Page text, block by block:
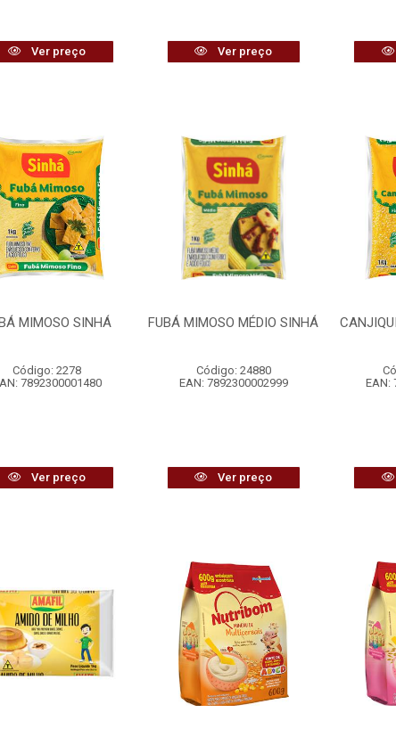
Ver preço Ver preço
MIMOSO SINHÁ
Código: 2278
7892300001480
Ver preço
FUBÁ MIMOSO MÉDIO SINHÁ
Código: 24880
EAN: 7892300002999
Ver preço
EAN: